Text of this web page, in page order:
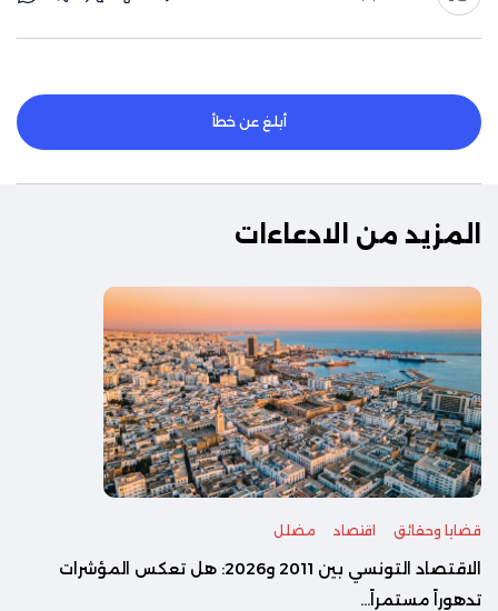
أبلغ عن خطأ
المزيد من الادعاءات
قضايا وحقائق اقتصاد مضلل
الاقتصاد التونسي بين 2011 و2026: هل تعكس المؤشرات
تدهوراً مستمراً...